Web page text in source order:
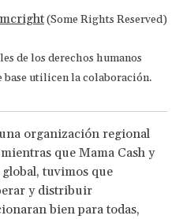
(Some Rights Reserved)
de los derechos humanos
base utilicen la colaboración.
organización regional
que Mama Cash y
tuvimos que
y distribuir
bien para todas,